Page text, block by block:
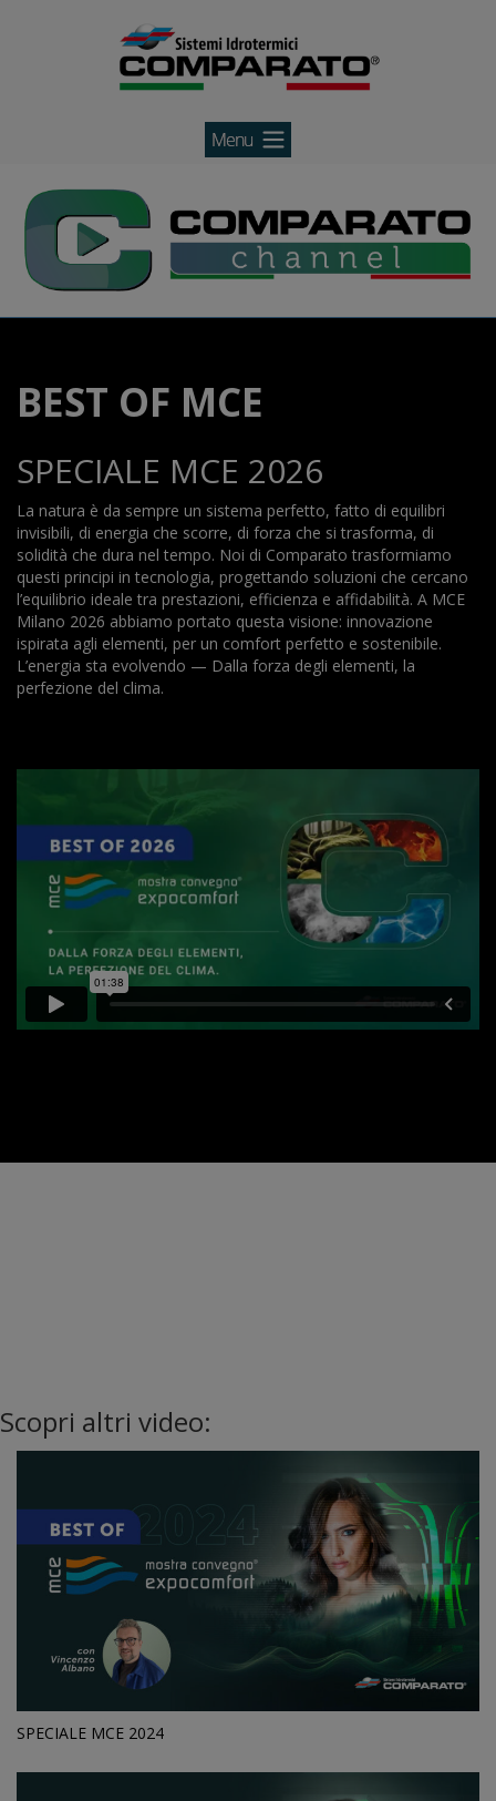
BEST OF MCE
SPECIALE MCE 2026
La natura è da sempre un sistema perfetto, fatto di equilibri
invisibili, di energia che scorre, di forza che si trasforma, di
solidità che dura nel tempo. Noi di Comparato trasformiamo
questi principi in tecnologia, progettando soluzioni che cercano
l’equilibrio ideale tra prestazioni, efficienza e affidabilità. A MCE
Milano 2026 abbiamo portato questa visione: innovazione
ispirata agli elementi, per un comfort perfetto e sostenibile.
L’energia sta evolvendo — Dalla forza degli elementi, la
perfezione del clima.
Scopri altri video:
SPECIALE MCE 2024